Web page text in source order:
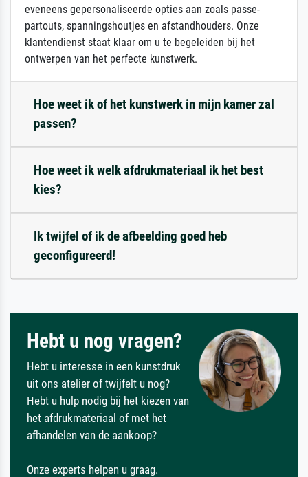
eveneens gepersonaliseerde opties aan zoals passe-
partouts, spanningshoutjes en afstandhouders. Onze
klantendienst staat klaar om u te begeleiden bij het
ontwerpen van het perfecte kunstwerk.
Hoe weet ik of het kunstwerk in mijn kamer zal
passen?
Hoe weet ik welk afdrukmateriaal ik het best
kies?
Ik twijfel of ik de afbeelding goed heb
geconfigureerd!
Hebt u nog vragen?
Hebt u interesse in een kunstdruk
uit ons atelier of twijfelt u nog?
Hebt u hulp nodig bij het kiezen van
het afdrukmateriaal of met het
afhandelen van de aankoop?
Onze experts helpen u graag.